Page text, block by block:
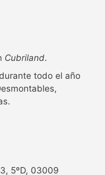
Cubriland.
todo el año
5ºD, 03009